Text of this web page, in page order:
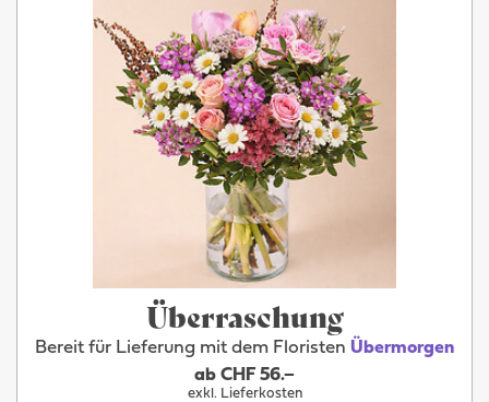
Überraschung
Bereit für Lieferung mit dem Floristen Übermorgen
ab CHF 56.–
exkl. Lieferkosten